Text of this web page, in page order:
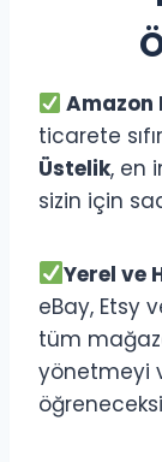
Amazon
ticarete
Üstelik, en
sizin için
Yerel ve
eBay, Etsy
tüm
yönetmeyi